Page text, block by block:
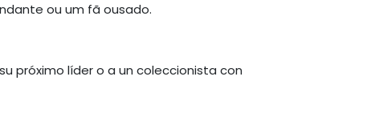
ou um fã ousado.
próximo líder o a un coleccionista con